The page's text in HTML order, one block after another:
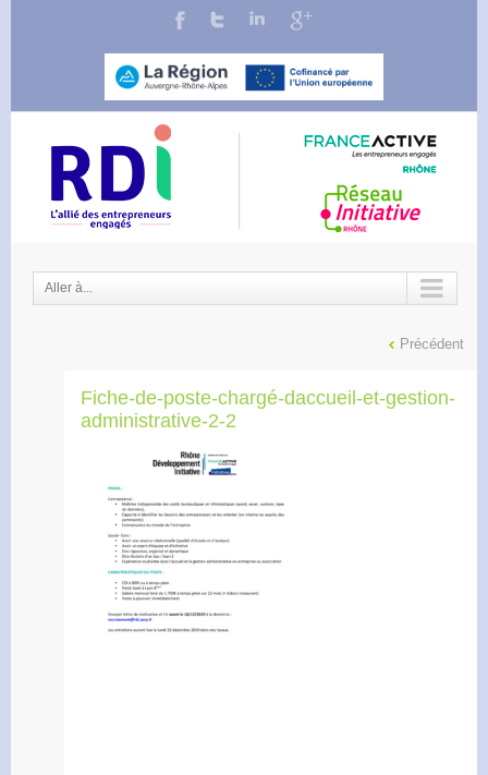
Aller à...
Précédent
Fiche-de-poste-chargé-daccueil-et-gestion-
administrative-2-2